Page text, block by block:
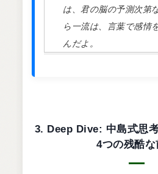
は、君の脳の予測次第
ら一流は、言葉で感情
んだよ。
3. Deep Dive: 中島式思
4つの残酷な